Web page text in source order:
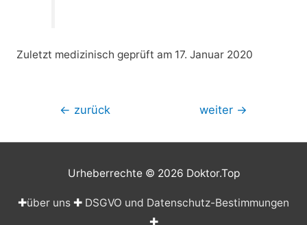
Zuletzt medizinisch geprüft am 17. Januar 2020
Beitragsnavigation
← zurück weiter →
Urheberrechte © 2026 Doktor.Top
✚über uns ✚ DSGVO und Datenschutz-Bestimmungen
✚